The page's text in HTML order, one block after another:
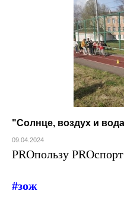
"Солнце, воздух и
09.04.2024
PROпользу PROспорт
#зож